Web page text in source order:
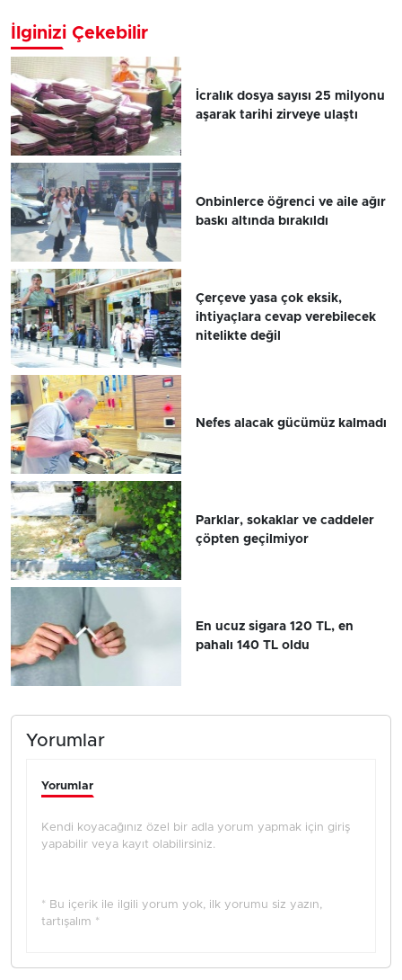
İlginizi Çekebilir
İcralık dosya sayısı 25 milyonu
aşarak tarihi zirveye ulaştı
Onbinlerce öğrenci ve aile ağır
baskı altında bırakıldı
Çerçeve yasa çok eksik,
ihtiyaçlara cevap verebilecek
nitelikte değil
Nefes alacak gücümüz kalmadı
Parklar, sokaklar ve caddeler
çöpten geçilmiyor
En ucuz sigara 120 TL, en
pahalı 140 TL oldu
Yorumlar
Yorumlar
Kendi koyacağınız özel bir adla yorum yapmak için giriş
yapabilir veya kayıt olabilirsiniz.
* Bu içerik ile ilgili yorum yok, ilk yorumu siz yazın,
tartışalım *